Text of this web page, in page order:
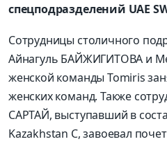
спецподразделений UAE
Сотрудницы столичного
Айнагуль БАЙЖИГИТОВА и
женской команды Tomiris
женских команд. Также
САРТАЙ, выступавший в
Kazakhstan C, завоевал